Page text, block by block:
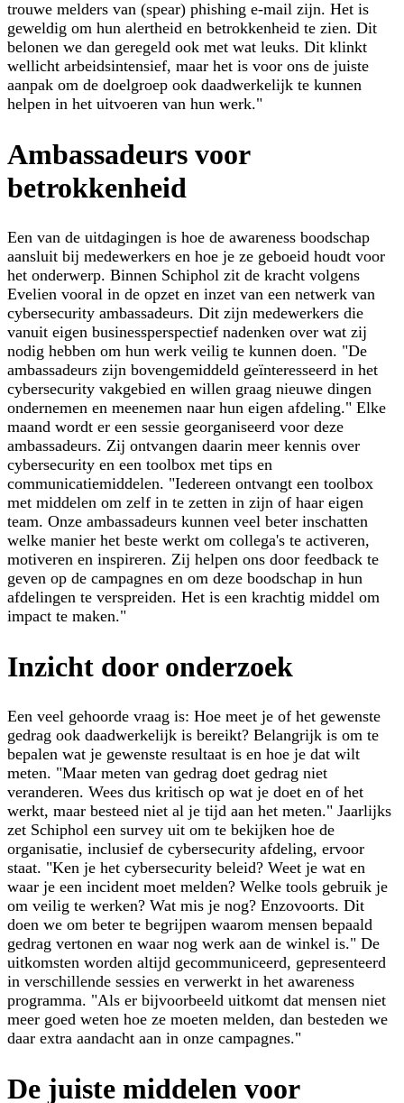
trouwe melders van (spear) phishing e-mail zijn. Het is
geweldig om hun alertheid en betrokkenheid te zien. Dit
belonen we dan geregeld ook met wat leuks. Dit klinkt
wellicht arbeidsintensief, maar het is voor ons de juiste
aanpak om de doelgroep ook daadwerkelijk te kunnen
helpen in het uitvoeren van hun werk."
Ambassadeurs voor
betrokkenheid
Een van de uitdagingen is hoe de awareness boodschap
aansluit bij medewerkers en hoe je ze geboeid houdt voor
het onderwerp. Binnen Schiphol zit de kracht volgens
Evelien vooral in de opzet en inzet van een netwerk van
cybersecurity ambassadeurs. Dit zijn medewerkers die
vanuit eigen businessperspectief nadenken over wat zij
nodig hebben om hun werk veilig te kunnen doen. "De
ambassadeurs zijn bovengemiddeld geïnteresseerd in het
cybersecurity vakgebied en willen graag nieuwe dingen
ondernemen en meenemen naar hun eigen afdeling." Elke
maand wordt er een sessie georganiseerd voor deze
ambassadeurs. Zij ontvangen daarin meer kennis over
cybersecurity en een toolbox met tips en
communicatiemiddelen. "Iedereen ontvangt een toolbox
met middelen om zelf in te zetten in zijn of haar eigen
team. Onze ambassadeurs kunnen veel beter inschatten
welke manier het beste werkt om collega's te activeren,
motiveren en inspireren. Zij helpen ons door feedback te
geven op de campagnes en om deze boodschap in hun
afdelingen te verspreiden. Het is een krachtig middel om
impact te maken."
Inzicht door onderzoek
Een veel gehoorde vraag is: Hoe meet je of het gewenste
gedrag ook daadwerkelijk is bereikt? Belangrijk is om te
bepalen wat je gewenste resultaat is en hoe je dat wilt
meten. "Maar meten van gedrag doet gedrag niet
veranderen. Wees dus kritisch op wat je doet en of het
werkt, maar besteed niet al je tijd aan het meten." Jaarlijks
zet Schiphol een survey uit om te bekijken hoe de
organisatie, inclusief de cybersecurity afdeling, ervoor
staat. "Ken je het cybersecurity beleid? Weet je wat en
waar je een incident moet melden? Welke tools gebruik je
om veilig te werken? Wat mis je nog? Enzovoorts. Dit
doen we om beter te begrijpen waarom mensen bepaald
gedrag vertonen en waar nog werk aan de winkel is." De
uitkomsten worden altijd gecommuniceerd, gepresenteerd
in verschillende sessies en verwerkt in het awareness
programma. "Als er bijvoorbeeld uitkomt dat mensen niet
meer goed weten hoe ze moeten melden, dan besteden we
daar extra aandacht aan in onze campagnes."
De juiste middelen voor